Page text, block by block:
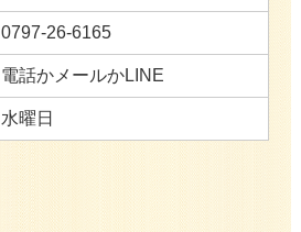
0797-26-6165
電話かメールかLINE
水曜日